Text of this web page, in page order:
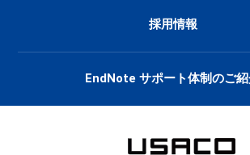
採用情報
EndNote サポート体制のご